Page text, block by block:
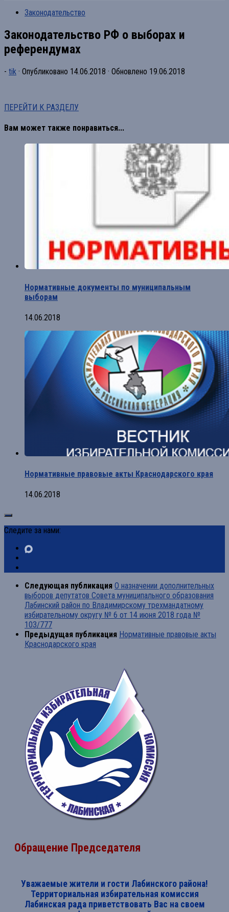
Законодательство
Законодательство РФ о выборах и
референдумах
- tik · Опубликовано 14.06.2018 · Обновлено 19.06.2018
ПЕРЕЙТИ К РАЗДЕЛУ
Вам может также понравиться...
Нормативные документы по муниципальным
выборам
14.06.2018
Нормативные правовые акты Краснодарского края
14.06.2018
Следите за нами:
Следующая публикация О назначении дополнительных
выборов депутатов Совета муниципального образования
Лабинский район по Владимирскому трехмандатному
избирательному округу № 6 от 14 июня 2018 года №
103/777
Предыдущая публикация Нормативные правовые акты
Краснодарского края
Обращение Председателя
Уважаемые жители и гости Лабинского района!
Территориальная избирательная комиссия
Лабинская рада приветствовать Вас на своем